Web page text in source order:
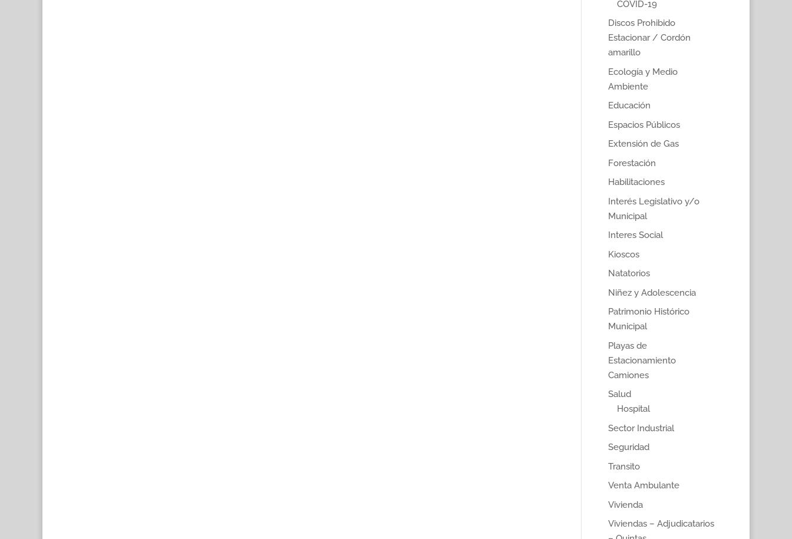
COVID-19
Discos Prohibido
Estacionar / Cordón
amarillo
Ecología y Medio
Ambiente
Educación
Espacios Públicos
Extensión de Gas
Forestación
Habilitaciones
Interés Legislativo y/o
Municipal
Interes Social
Kioscos
Natatorios
Niñez y Adolescencia
Patrimonio Histórico
Municipal
Playas de
Estacionamiento
Camiones
Salud
Hospital
Sector Industrial
Seguridad
Transito
Venta Ambulante
Vivienda
Viviendas – Adjudicatarios